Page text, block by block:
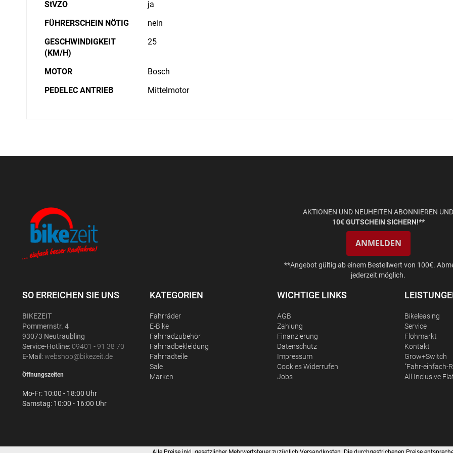
StVZO
ja
FÜHRERSCHEIN NÖTIG
nein
GESCHWINDIGKEIT
(KM/H)
25
MOTOR
Bosch
PEDELEC ANTRIEB
Mittelmotor
AKTIONEN UND NEUHEITEN ABONNIEREN UND
10€ GUTSCHEIN SICHERN!**
ANMELDEN
**Angebot gültig ab einem Bestellwert von 100€.
jederzeit möglich.
SO ERREICHEN SIE UNS
BIKEZEIT
Pommernstr. 4
93073 Neutraubling
Service-Hotline: 09401 - 91 38 70
E-Mail:webshop@bikezeit.de
Öffnungszeiten
Mo-Fr: 10:00 - 18:00 Uhr
Samstag: 10:00 - 16:00 Uhr
KATEGORIEN
Fahrräder
E-Bike
Fahrradzubehör
Fahrradbekleidung
Fahrradteile
Sale
Marken
WICHTIGE LINKS
AGB
Zahlung
Finanzierung
Datenschutz
Impressum
Сookies Widerrufen
Jobs
Bikeleasing
Service
Flohmarkt
Kontakt
Grow+Switch
"Fahr-einfach-
All Inclusive